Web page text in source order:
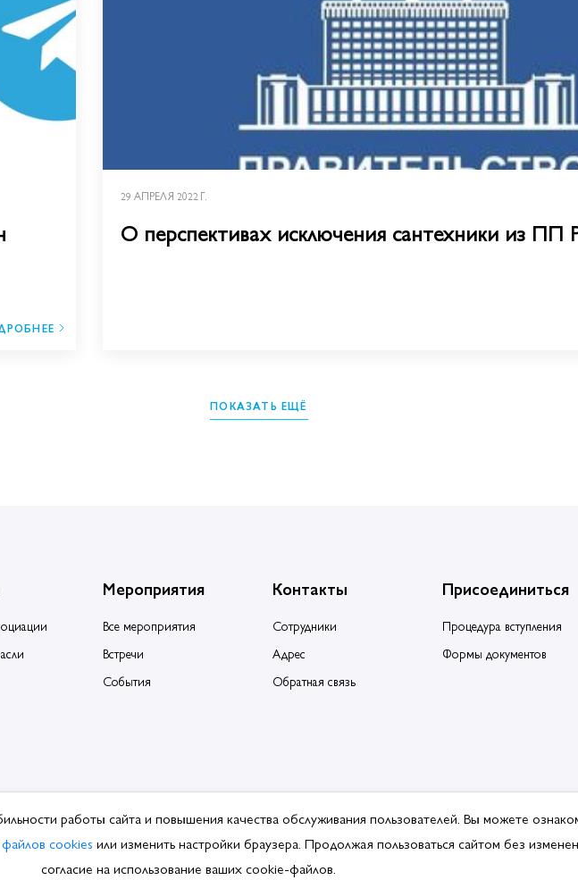
29 АПРЕЛЯ 2022 Г.
О перспективах исключения сантехники из
ПОКАЗАТЬ ЕЩЁ
Мероприятия
Все мероприятия
Встречи
События
Контакты
Сотрудники
Адрес
Обратная связь
Присоединиться
Процедура вступления
Формы документов
производителей и поставщиков сантехники.
ПДн
работы сайта и повышения качества обслуживания пользователей. Вы можете
cookies или изменить настройки браузера. Продолжая пользоваться сайтом без
согласие на использование ваших cookie-файлов.